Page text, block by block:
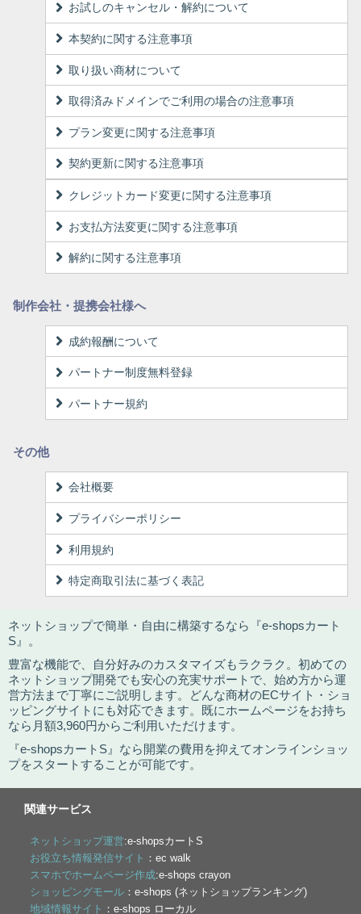
お試しのキャンセル・解約について
本契約に関する注意事項
取り扱い商材について
取得済みドメインでご利用の場合の注意事項
プラン変更に関する注意事項
契約更新に関する注意事項
クレジットカード変更に関する注意事項
お支払方法変更に関する注意事項
解約に関する注意事項
制作会社・提携会社様へ
成約報酬について
パートナー制度無料登録
パートナー規約
その他
会社概要
プライバシーポリシー
利用規約
特定商取引法に基づく表記
ネットショップで簡単・自由に構築するなら『e-shopsカート
S』。
豊富な機能で、自分好みのカスタマイズもラクラク。初めての
ネットショップ開発でも安心の充実サポートで、始め方から運
営方法まで丁寧にご説明します。どんな商材のECサイト・ショ
ッピングサイトにも対応できます。既にホームページをお持ち
なら月額3,960円からご利用いただけます。
『e-shopsカートS』なら開業の費用を抑えてオンラインショッ
プをスタートすることが可能です。
関連サービス
ネットショップ運営:e-shopsカートS
お役立ち情報発信サイト ：ec walk
スマホでホームページ作成:e-shops crayon
ショッピングモール ：e-shops (ネットショップランキング)
地域情報サイト ：e-shops ローカル